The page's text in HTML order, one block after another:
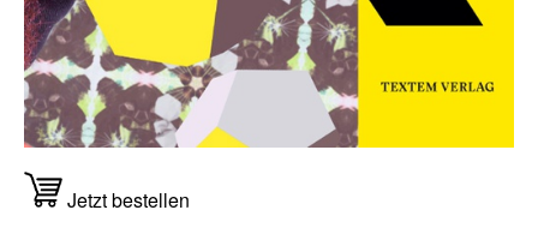
Jetzt bestellen